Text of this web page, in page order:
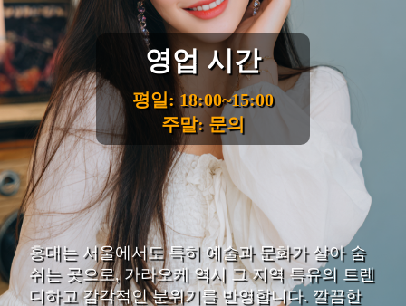
영업 시간
평일: 18:00~15:00
주말: 문의
홍대는 서울에서도 특히 예술과 문화가 살아 숨
쉬는 곳으로, 가라오케 역시 그 지역 특유의 트렌
디하고 감각적인 분위기를 반영합니다. 깔끔한